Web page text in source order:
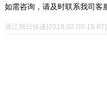
如需咨询，请及时联系我司客
浙江旭日快递[2018.02.09-